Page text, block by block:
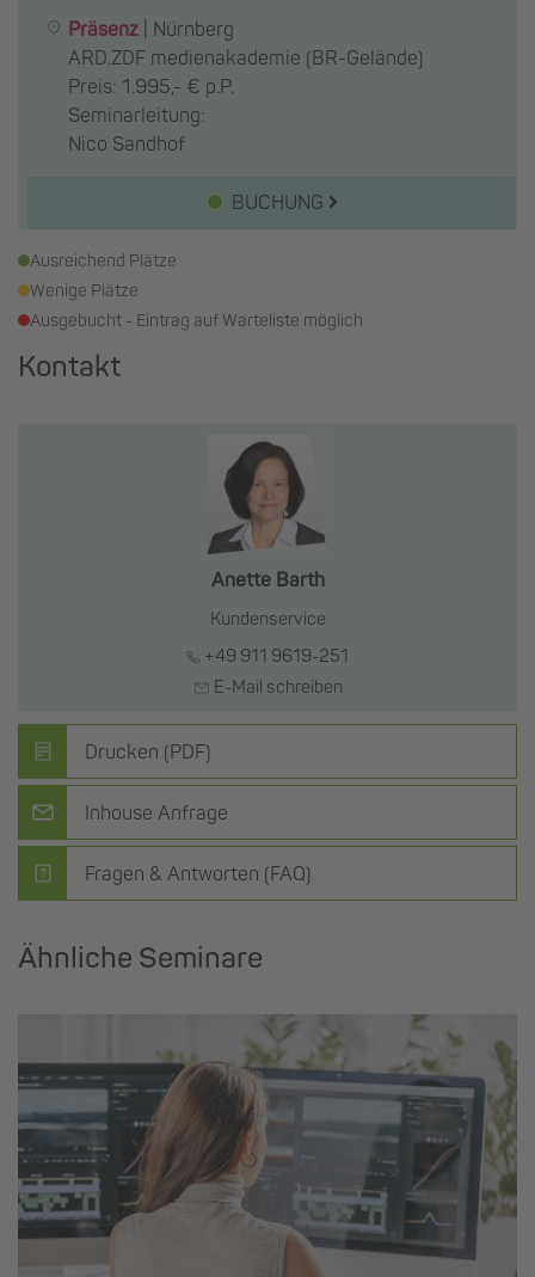
Präsenz
Nürnberg
ARD.ZDF medienakademie (BR-Gelände)
Preis: 1.995,- € p.P.
Seminarleitung:
Nico Sandhof
BUCHUNG
Ausreichend Plätze
Wenige Plätze
Ausgebucht - Eintrag auf Warteliste möglich
Kontakt
Anette Barth
Kundenservice
+49 911 9619-251
E-Mail schreiben
Drucken (PDF)
Inhouse Anfrage
Fragen & Antworten (FAQ)
Ähnliche Seminare